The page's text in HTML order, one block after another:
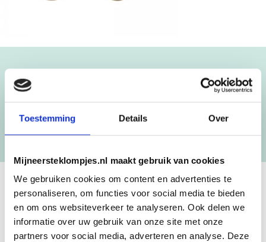
Toestemming Details Over
Mijneersteklompjes.nl maakt gebruik van cookies
We gebruiken cookies om content en advertenties te
personaliseren, om functies voor social media te bieden
en om ons websiteverkeer te analyseren. Ook delen we
informatie over uw gebruik van onze site met onze
partners voor social media, adverteren en analyse. Deze
Blijf op de hoogte!
NIEUWSBRIEF
[mc4wp_form id=”3182″]
GEBOORTEKLOMPJES EN
KRAAMCADEAU MET NAAM